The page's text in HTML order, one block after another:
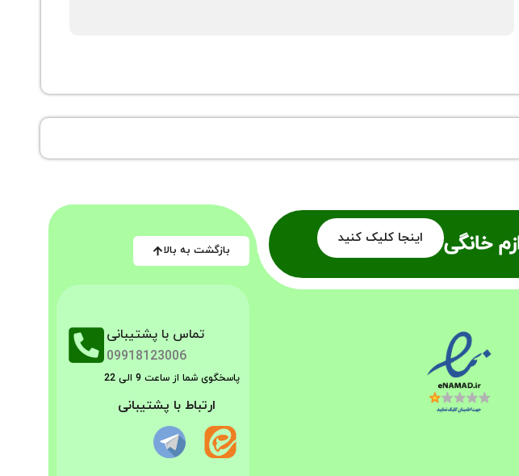
خانگی اینجا کلیک کنید
بازگشت به بالا
تماس با پشتیبانی
09918123006
پاسخگوی شما از ساعت 9 الی 22
ارتباط با پشتیبانی